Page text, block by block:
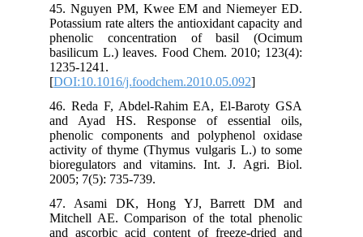
45. Nguyen PM, Kwee EM and Niemeyer ED.
Potassium rate alters the antioxidant capacity and
phenolic concentration of basil (Ocimum
basilicum L.) leaves. Food Chem. 2010; 123(4):
1235-1241.
[DOI:10.1016/j.foodchem.2010.05.092
46. Reda F, Abdel-Rahim EA, El-Baroty GSA
and Ayad HS. Response of essential oils,
phenolic components and polyphenol oxidase
activity of thyme (Thymus vulgaris L.) to some
bioregulators and vitamins. Int. J. Agri. Biol.
2005; 7(5): 735-739.
47. Asami DK, Hong YJ, Barrett DM and
Mitchell AE. Comparison of the total phenolic
and ascorbic acid content of freeze-dried and